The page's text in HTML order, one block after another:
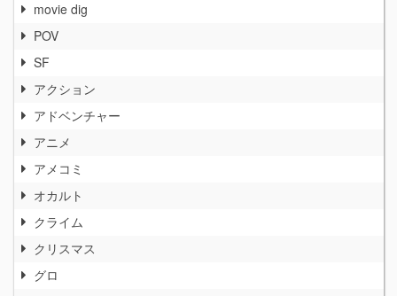
movie dig
POV
SF
アクション
アドベンチャー
アニメ
アメコミ
オカルト
クライム
クリスマス
グロ